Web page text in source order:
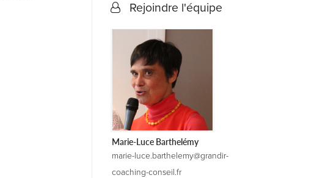
Rejoindre l'équipe
Marie-Luce Barthelémy
marie-luce.barthelemy@grandir-
coaching-conseil.fr